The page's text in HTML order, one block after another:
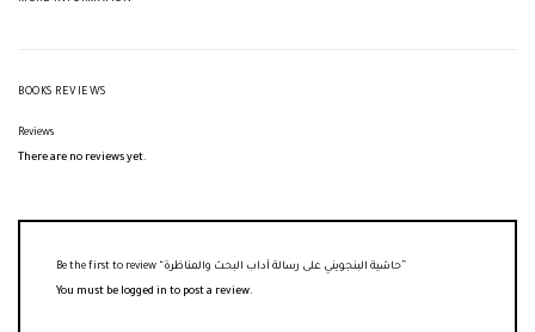
BOOKS REVIEWS
Reviews
There are no reviews yet.
You must be logged in to post a review.